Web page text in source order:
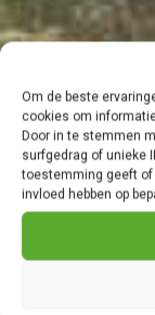
Om de beste
cookies om
Door in te stemmen
surfgedrag of unieke
toestemming geeft
invloed hebben op